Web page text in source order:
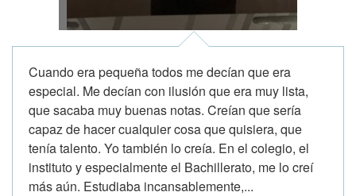
Cuando era pequeña todos me decían que era
especial. Me decían con ilusión que era muy lista,
que sacaba muy buenas notas. Creían que sería
capaz de hacer cualquier cosa que quisiera, que
tenía talento. Yo también lo creía. En el colegio, el
instituto y especialmente el Bachillerato, me lo creí
más aún. Estudiaba incansablemente,...